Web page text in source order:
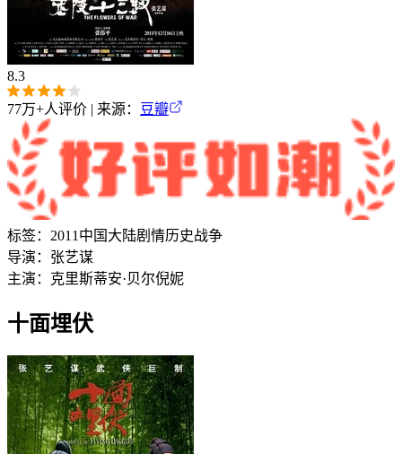
8.3
77万+人评价 | 来源： 豆瓣
标签： 2011 中国大陆剧情历史战争
导演： 张艺谋
主演： 克里斯蒂安·贝尔倪妮
十面埋伏